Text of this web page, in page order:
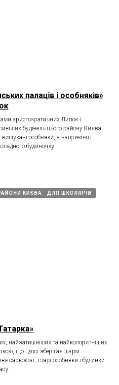
палаців і особняків»
аристократичних Липок і
будівель цього району Києва.
особняки, а наприкінці —
будиночку.
КИЄВА ДЛЯ ШКОЛЯРІВ
найзатишніших та найколоритніших
що і досі зберігає шарм
саркофаг, старі особняки і будинки